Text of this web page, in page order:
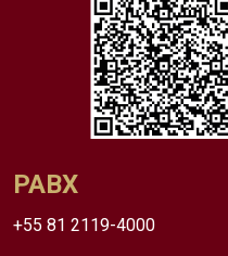
PABX
+55 81 2119-4000